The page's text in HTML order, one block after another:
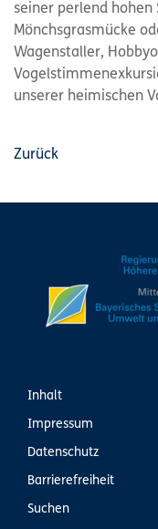
seiner perlend
Mönchsgrasmücke
Wagenstaller,
unserer heimischen
Zurück
Inhalt
Impressum
Datenschutz
Barrierefreiheit
Suchen